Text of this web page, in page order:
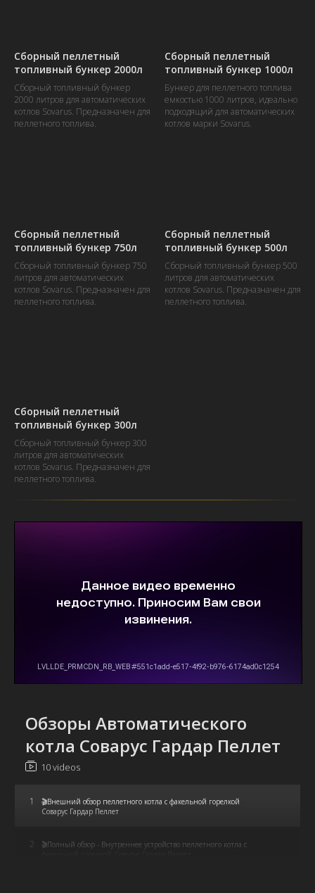
Сборный пеллетный
топливный бункер 2000л
Сборный топливный бункер
2000 литров для автоматических
котлов Sovarus. Предназначен для
пеллетного топлива.
Сборный пеллетный
топливный бункер 1000л
Бункер для пеллетного топлива
емкостью 1000 литров, идеально
подходящий для автоматических
котлов марки Sovarus.
Сборный пеллетный
топливный бункер 750л
Сборный топливный бункер 750
литров для автоматических
котлов Sovarus. Предназначен для
пеллетного топлива.
Сборный пеллетный
топливный бункер 500л
Сборный топливный бункер 500
литров для автоматических
котлов Sovarus. Предназначен для
пеллетного топлива.
Сборный пеллетный
топливный бункер 300л
Сборный топливный бункер 300
литров для автоматических
котлов Sovarus. Предназначен для
пеллетного топлива.
Обзоры Автоматического
котла Соварус Гардар Пеллет
10 videos
1
🎬Внешний обзор пеллетного котла с факельной горелкой
Соварус Гардар Пеллет
2
🎬Полный обзор - Внутреннее устройство пеллетного котла с